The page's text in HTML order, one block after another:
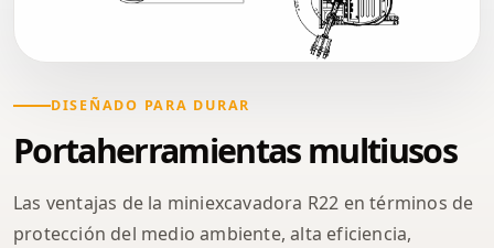
DISEÑADO PARA DURAR
Portaherramientas multiusos
Las ventajas de la miniexcavadora R22 en términos de
protección del medio ambiente, alta eficiencia,